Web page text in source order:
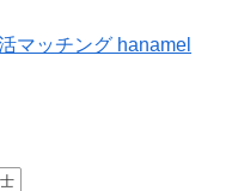
マッチング hanamel